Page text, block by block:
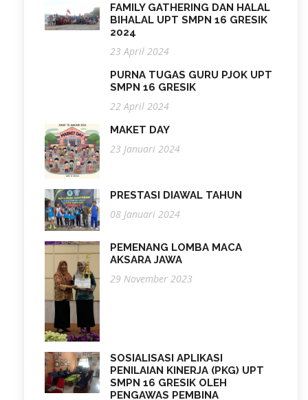
FAMILY GATHERING DAN HALAL
BIHALAL UPT SMPN 16 GRESIK
2024
23 April 2024
PURNA TUGAS GURU PJOK UPT
SMPN 16 GRESIK
22 April 2024
MAKET DAY
23 Januari 2024
PRESTASI DIAWAL TAHUN
08 Januari 2024
PEMENANG LOMBA MACA
AKSARA JAWA
29 November 2023
SOSIALISASI APLIKASI
PENILAIAN KINERJA (PKG) UPT
SMPN 16 GRESIK OLEH
PENGAWAS PEMBINA